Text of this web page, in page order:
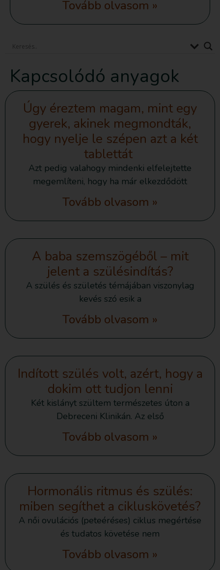
Tovább olvasom »
Kapcsolódó anyagok
Úgy éreztem magam, mint egy
gyerek, akinek megmondták,
hogy nyelje le szépen azt a két
tablettát
Azt pedig valahogy mindenki elfelejtette
megemlíteni, hogy ha már elkezdődött
Tovább olvasom »
A baba szemszögéből – mit
jelent a szülésindítás?
A szülés és születés témájában viszonylag
kevés szó esik a
Tovább olvasom »
Indított szülés volt, azért, hogy a
dokim ott tudjon lenni
Két kislányt szültem természetes úton a
Debreceni Klinikán. Az első
Tovább olvasom »
Hormonális ritmus és szülés:
miben segíthet a cikluskövetés?
A női ovulációs (peteéréses) ciklus megértése
és tudatos követése nem
Tovább olvasom »